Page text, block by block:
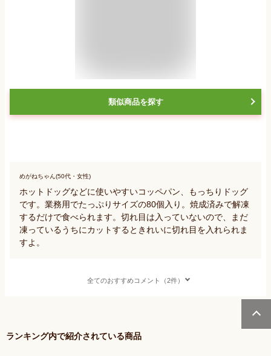
類似商品を探す
めがねちゃん(50代・女性)
ホットドッグなどに使いやすいコッペパン、もっちりドッグ
です。業務用でたっぷりサイズの80個入り。焼成済みで解凍
するだけで食べられます。切れ目は入っていないので、まだ
凍っているうちにカットするときれいに切れ目を入れられま
すよ。
全てのおすすめコメント（2件）
ランキング内で紹介されている商品